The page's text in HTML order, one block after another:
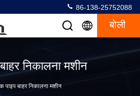
86-138-25752088
बोली
निकालना मशीन
पाइप बाहर निकालना मशीन